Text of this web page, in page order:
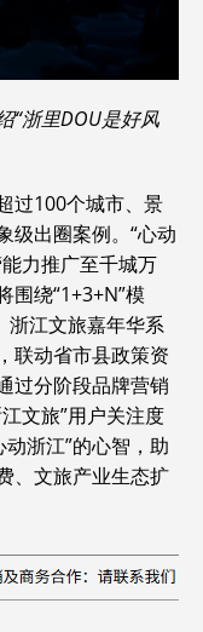
“浙里DOU是好风
过100个城市、景
级出圈案例。“心动
力推广至千城万
围绕“1+3+N”模
浙江文旅嘉年华系
联动省市县政策资
过分阶段品牌营销
文旅”用户关注度
浙江”的心智，助
、文旅产业生态扩